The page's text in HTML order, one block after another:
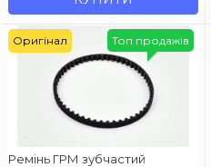
Ремінь ГРМ зубчастий
Топ продажів
Оригінал